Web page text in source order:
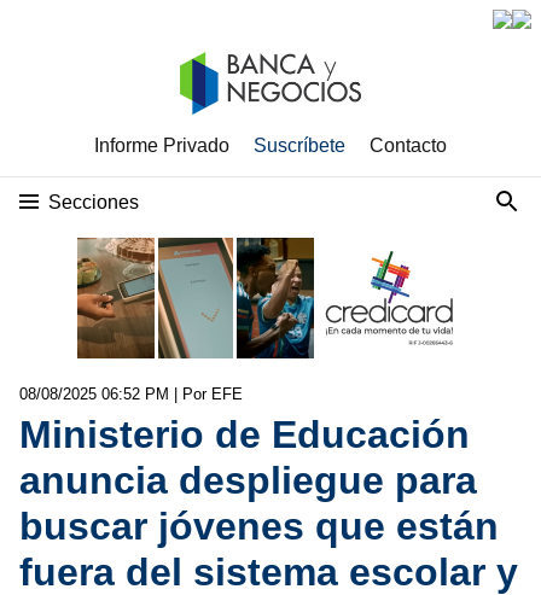
Informe Privado Suscríbete Contacto
Secciones
08/08/2025 06:52 PM | Por EFE
Ministerio de Educación
anuncia despliegue para
buscar jóvenes que están
fuera del sistema escolar y